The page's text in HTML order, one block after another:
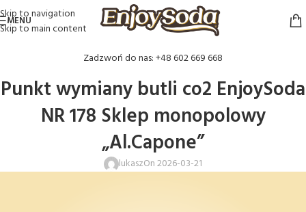
Skip to navigation
Skip to main content
MENU
Zadzwoń do nas: +48 602 669 668
Punkt wymiany butli co2 EnjoySoda
NR 178 Sklep monopolowy
„Al.Capone”
lukaszOn 2026-03-21